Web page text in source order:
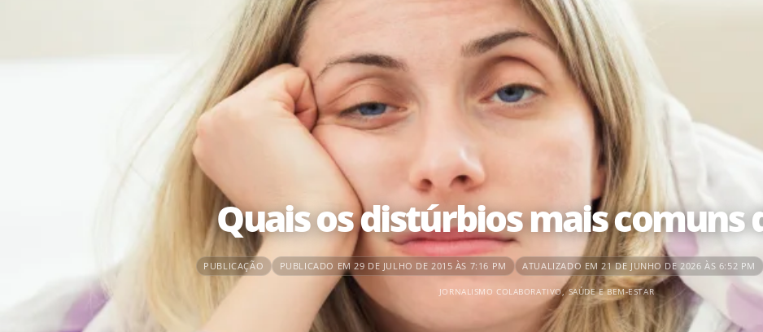
Quais os distúrbios mais comuns
PUBLICAÇÃO PUBLICADO EM 29 DE JULHO DE 2015 ÀS 7:16 PM ATUALIZADO EM 21 DE JUNHO DE 2026 ÀS 6:52 PM
JORNALISMO COLABORATIVO,SAÚDE E BEM-ESTAR